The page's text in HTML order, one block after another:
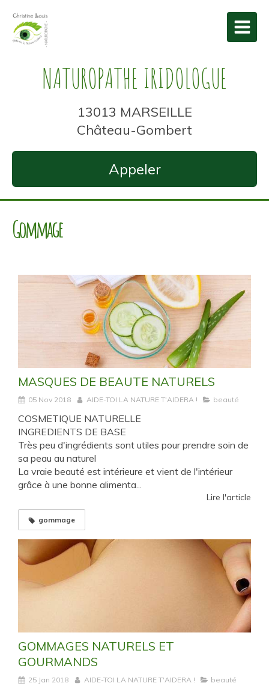
NATUROPATHE IRIDOLOGUE
13013 MARSEILLE
Château-Gombert
Appeler
Gommage
MASQUES DE BEAUTE NATURELS
05 Nov 2018 AIDE-TOI LA NATURE T'AIDERA ! beauté
COSMETIQUE NATURELLE
INGREDIENTS DE BASE
Très peu d'ingrédients sont utiles pour prendre soin de
sa peau au naturel
La vraie beauté est intérieure et vient de l'intérieur
grâce à une bonne alimenta...
Lire l'article
gommage
GOMMAGES NATURELS ET
GOURMANDS
25 Jan 2018 AIDE-TOI LA NATURE T'AIDERA ! beauté